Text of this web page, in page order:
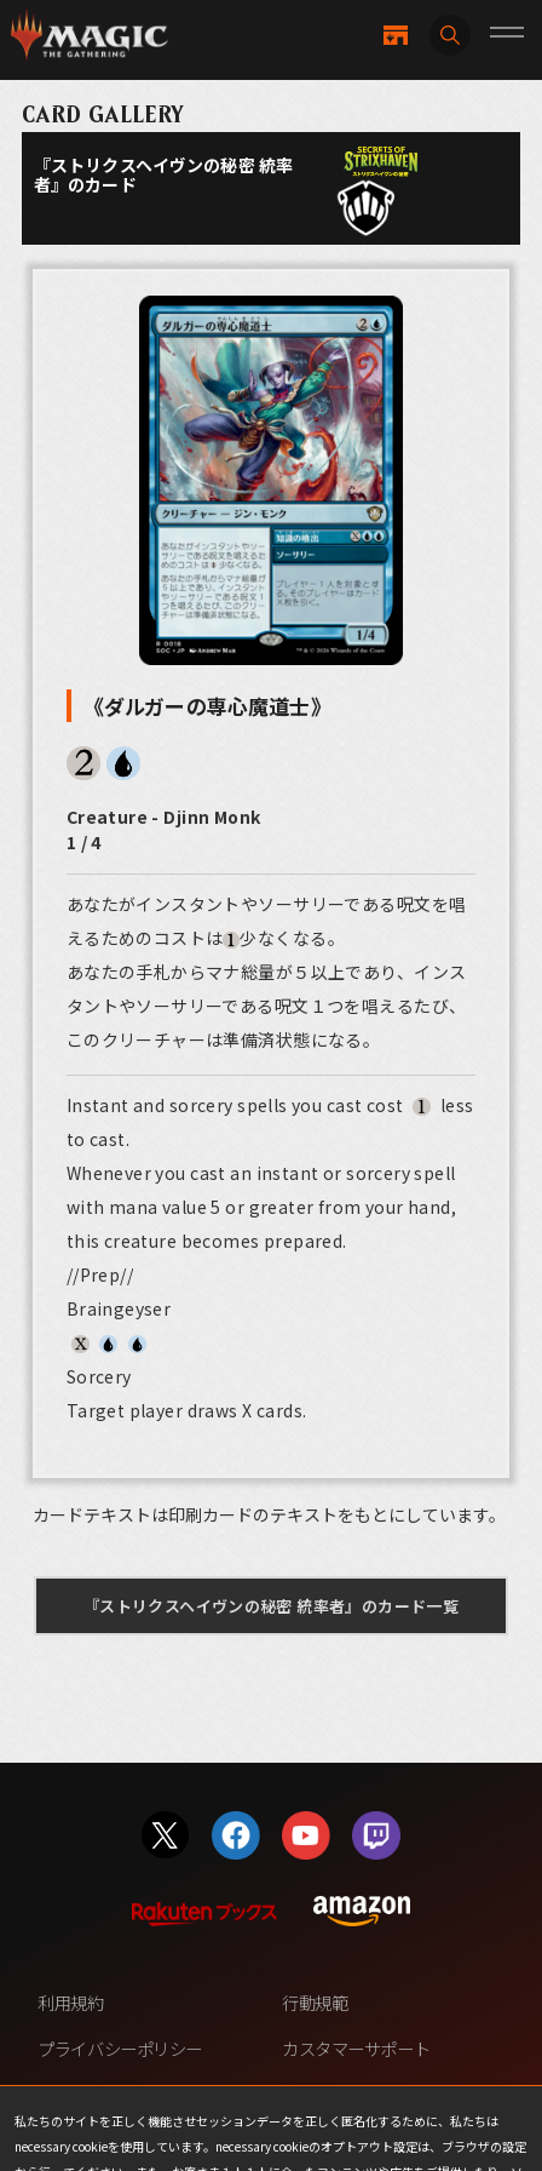
CARD GALLERY
『ストリクスヘイヴンの秘密 統率
者』のカード
《ダルガーの専心魔道士》
Creature - Djinn Monk
1 / 4
あなたがインスタントやソーサリーである呪文を唱
えるためのコストは
少なくなる。
あなたの手札からマナ総量が５以上であり、インス
タントやソーサリーである呪文１つを唱えるたび、
このクリーチャーは準備済状態になる。
Instant and sorcery spells you cast cost
less
to cast.
Whenever you cast an instant or sorcery spell
with mana value 5 or greater from your hand,
this creature becomes prepared.
//Prep//
Braingeyser
Sorcery
Target player draws X cards.
カードテキストは印刷カードのテキストをもとにしています。
『ストリクスヘイヴンの秘密 統率者』のカード一覧
私たちのサイトを正しく機能させセッションデータを正しく匿名化するために、私たちは
necessary cookieを使用しています。necessary cookieのオプトアウト設定は、ブラウザの設定
利用規約
行動規範
プライバシーポリシー
カスタマーサポート
ファンコンテンツ・ポリシー
個人情報の販売や共有を許可し
ない
COOKIE
プレスリリース